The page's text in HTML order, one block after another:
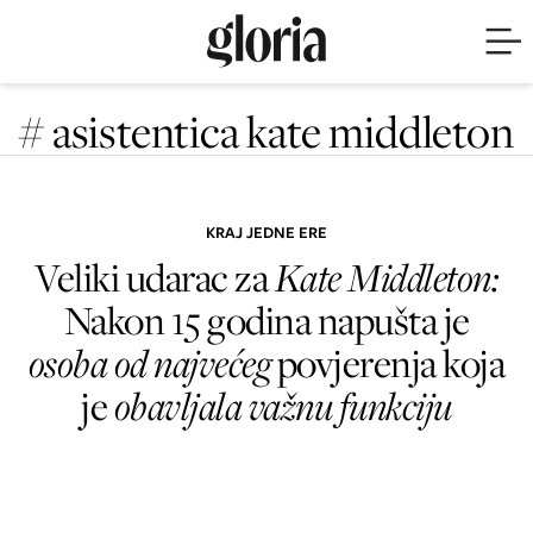
# asistentica kate middleton
KRAJ JEDNE ERE
Veliki udarac zaKate Middleton:
Nakon 15 godina napušta je
osoba od najvećegpovjerenja koja
jeobavljala važnu funkciju